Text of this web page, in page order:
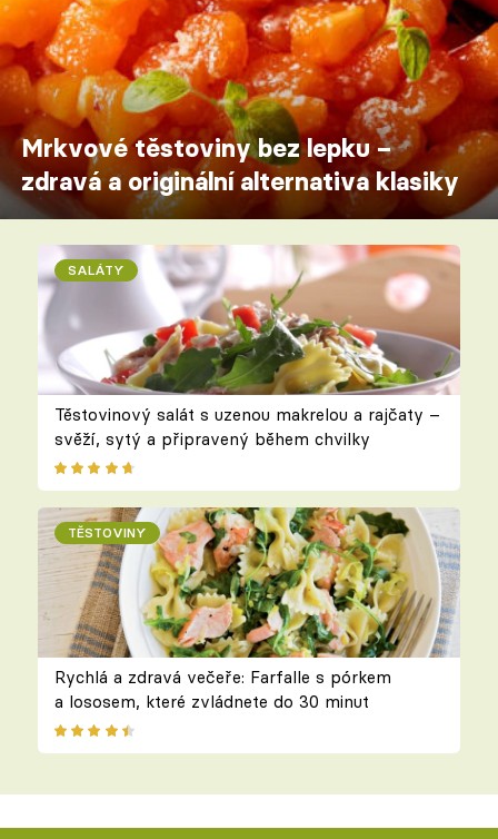
Mrkvové těstoviny bez lepku –
zdravá a originální alternativa klasiky
SALÁTY
Těstovinový salát s uzenou makrelou a rajčaty –
svěží, sytý a připravený během chvilky
TĚSTOVINY
Rychlá a zdravá večeře: Farfalle s pórkem
a lososem, které zvládnete do 30 minut